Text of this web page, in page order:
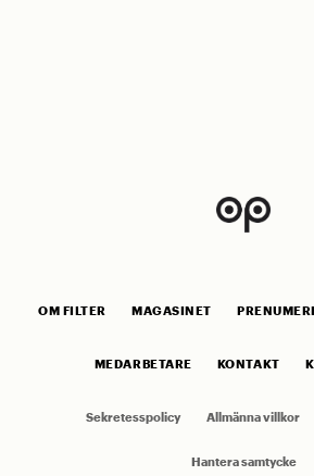
OM FILTER MAGASINET
MEDARBETARE KONTAKT
Sekretesspolicy Allmänna villkor
Hantera samtycke